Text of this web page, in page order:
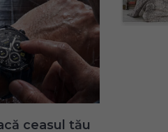
ceasul tău